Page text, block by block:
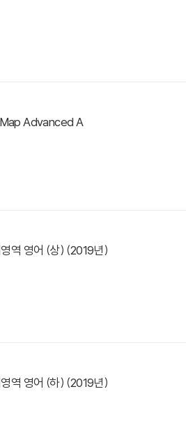
Advanced A
역 영어 (상) (2019년)
역 영어 (하) (2019년)